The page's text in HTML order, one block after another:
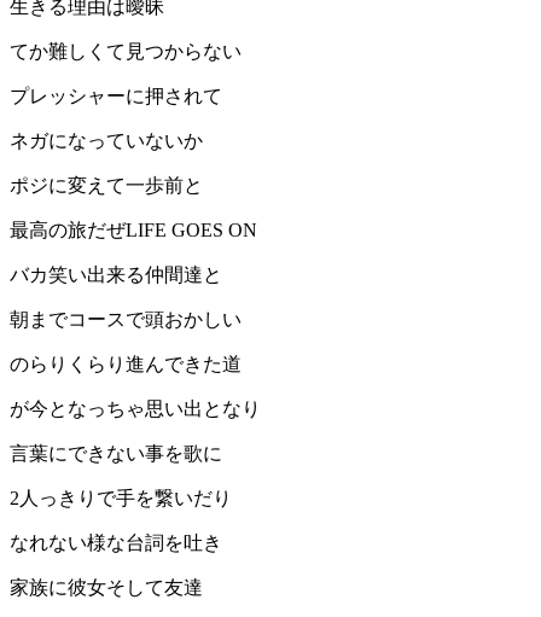
生きる理由は曖昧
てか難しくて見つからない
プレッシャーに押されて
ネガになっていないか
ポジに変えて一歩前と
最高の旅だぜLIFE GOES ON
バカ笑い出来る仲間達と
朝までコースで頭おかしい
のらりくらり進んできた道
が今となっちゃ思い出となり
言葉にできない事を歌に
2人っきりで手を繋いだり
なれない様な台詞を吐き
家族に彼女そして友達